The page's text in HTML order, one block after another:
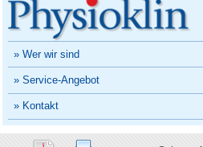
» Wer wir sind
» Service-Angebot
» Kontakt